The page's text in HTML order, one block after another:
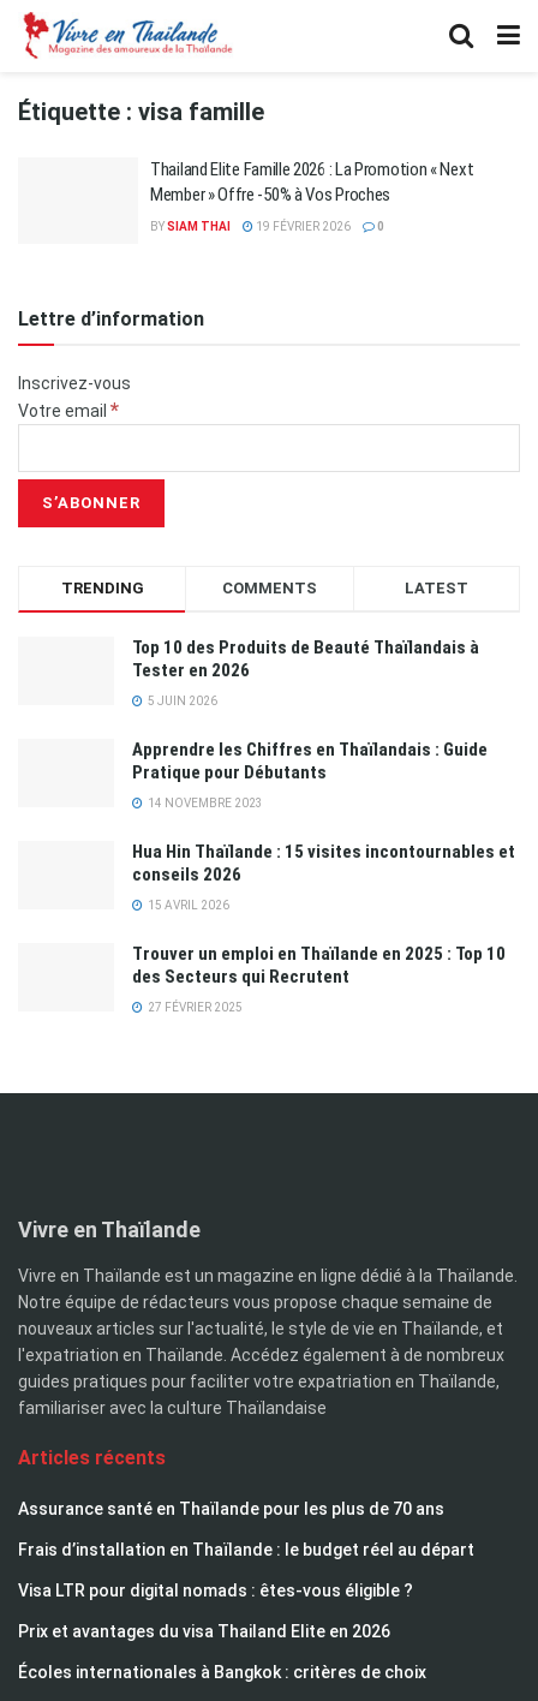
Étiquette : visa famille
Thailand Elite Famille 2026 : La Promotion « Next
Member » Offre -50% à Vos Proches
BYSIAM THAI 19 FÉVRIER 2026 0
Lettre d’information
Inscrivez-vous
Votre email *
TRENDING COMMENTS LATEST
Top 10 des Produits de Beauté Thaïlandais à
Tester en 2026
5 JUIN 2026
Apprendre les Chiffres en Thaïlandais : Guide
Pratique pour Débutants
14 NOVEMBRE 2023
Hua Hin Thaïlande : 15 visites incontournables et
conseils 2026
15 AVRIL 2026
Trouver un emploi en Thaïlande en 2025 : Top 10
des Secteurs qui Recrutent
27 FÉVRIER 2025
Vivre en Thaïlande
Vivre en Thaïlande est un magazine en ligne dédié à la Thaïlande.
Notre équipe de rédacteurs vous propose chaque semaine de
nouveaux articles sur l'actualité, le style de vie en Thaïlande, et
l'expatriation en Thaïlande. Accédez également à de nombreux
guides pratiques pour faciliter votre expatriation en Thaïlande,
familiariser avec la culture Thaïlandaise
Articles récents
Assurance santé en Thaïlande pour les plus de 70 ans
Frais d’installation en Thaïlande : le budget réel au départ
Visa LTR pour digital nomads : êtes-vous éligible ?
Prix et avantages du visa Thailand Elite en 2026
Écoles internationales à Bangkok : critères de choix